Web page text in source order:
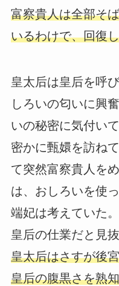
富察貴人は全部そ
いるわけで、回復
皇太后は皇后を呼
しろいの匂いに興
いの秘密に気付い
密かに甄嬛を訪ね
て突然富察貴人を
は、おしろいを使
端妃は考えていた
皇后の仕業だと見
皇太后はさすが後
皇后の腹黒さを熟